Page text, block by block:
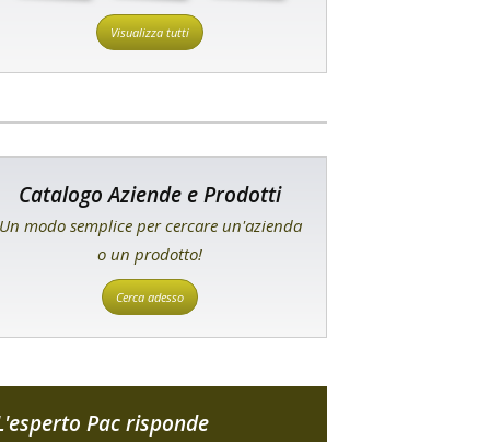
Visualizza tutti
Catalogo Aziende e Prodotti
Un modo semplice per cercare un'azienda
o un prodotto!
Cerca adesso
Pac risponde